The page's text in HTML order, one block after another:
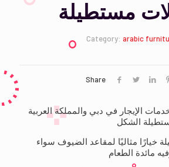
مستطيلة
Category: arabic
Share
الإيجار في دبي والمملكة العربية
الشكل
مائدة الطعام